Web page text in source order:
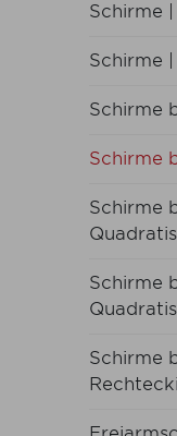
Schirme
Schirme
Schirme
Schirme
Schirme
Schirme
Schirme